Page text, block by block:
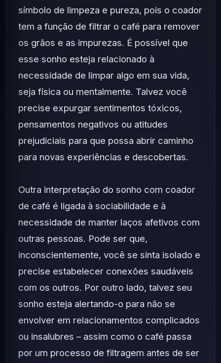
símbolo de limpeza e pureza, pois o coador
tem a função de filtrar o café para remover
os grãos e as impurezas. É possível que
esse sonho esteja relacionado à
necessidade de limpar algo em sua vida,
seja física ou mentalmente. Talvez você
precise expurgar sentimentos tóxicos,
pensamentos negativos ou atitudes
prejudiciais para que possa abrir caminho
para novas experiências e descobertas.
Outra interpretação do sonho com coador
de café é ligada à sociabilidade e à
necessidade de manter laços afetivos com
outras pessoas. Pode ser que,
inconscientemente, você se sinta isolado e
precise estabelecer conexões saudáveis
com os outros. Por outro lado, talvez seu
sonho esteja alertando-o para não se
envolver em relacionamentos complicados
ou insalubres – assim como o café passa
por um processo de filtragem antes de ser